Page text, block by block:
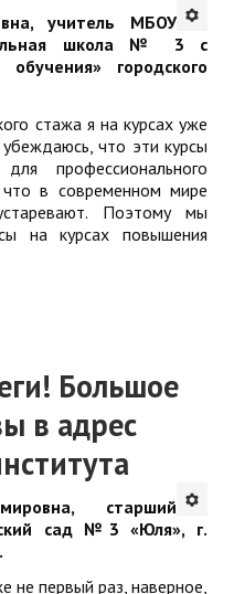
учитель МБОУ
школа № 3 с
городского
стажа я на курсах уже
что эти курсы
профессионального
в современном мире
Поэтому мы
на курсах повышения
Большое
в адрес
старший
сад №3 «Юля», г.
не первый раз, наверное,